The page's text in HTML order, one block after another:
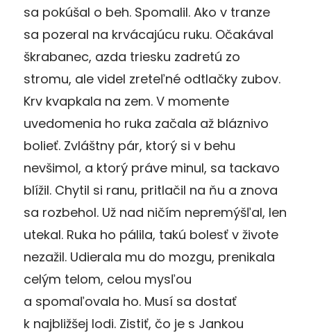
sa pokúšal o beh. Spomalil. Ako v tranze
sa pozeral na krvácajúcu ruku. Očakával
škrabanec, azda triesku zadretú zo
stromu, ale videl zreteľné odtlačky zubov.
Krv kvapkala na zem. V momente
uvedomenia ho ruka začala až bláznivo
bolieť. Zvláštny pár, ktorý si v behu
nevšimol, a ktorý práve minul, sa tackavo
blížil. Chytil si ranu, pritlačil na ňu a znova
sa rozbehol. Už nad ničím nepremýšľal, len
utekal. Ruka ho pálila, takú bolesť v živote
nezažil. Udierala mu do mozgu, prenikala
celým telom, celou mysľou
a spomaľovala ho. Musí sa dostať
k najbližšej lodi. Zistiť, čo je s Jankou